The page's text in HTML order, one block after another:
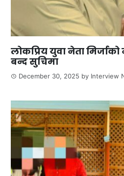
लोकप्रिय युवा नेता
बन्द सुचिमा
December 30, 2025 by Interview